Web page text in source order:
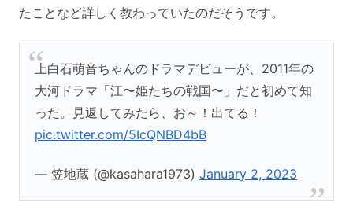
たことなど詳しく教わっていたのだそうです。
上白石萌音ちゃんのドラマデビューが、2011年の
大河ドラマ「江〜姫たちの戦国〜」だと初めて知
った。見返してみたら、お～！出てる！
pic.twitter.com/5IcQNBD4bB
— 笠地蔵 (@kasahara1973)January 2, 2023